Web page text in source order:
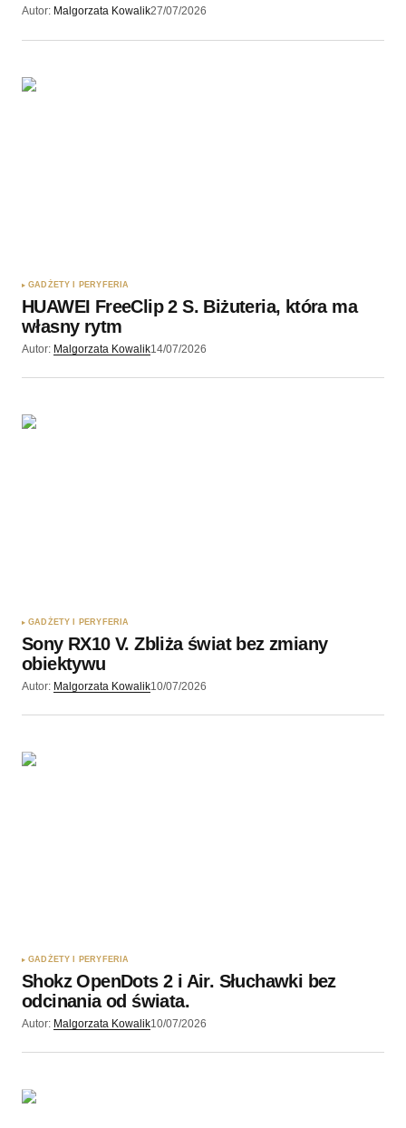
Autor: Malgorzata Kowalik27/07/2026
GADŻETY I PERYFERIA
HUAWEI FreeClip 2 S. Biżuteria, która ma
własny rytm
Autor: Malgorzata Kowalik14/07/2026
GADŻETY I PERYFERIA
Sony RX10 V. Zbliża świat bez zmiany
obiektywu
Autor: Malgorzata Kowalik10/07/2026
GADŻETY I PERYFERIA
Shokz OpenDots 2 i Air. Słuchawki bez
odcinania od świata.
Autor: Malgorzata Kowalik10/07/2026